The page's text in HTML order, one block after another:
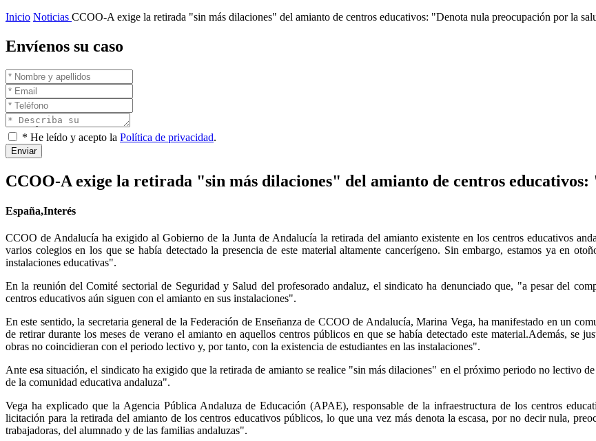
Inicio Noticias CCOO-A exige la retirada "sin más dilaciones" del amianto de centros educativos: "Denota nula preocupación por la
Envíenos su caso
* He leído y acepto la Política de privacidad.
Enviar
CCOO-A exige la retirada "sin más dilaciones" del amianto de centros
España,Interés
CCOO de Andalucía ha exigido al Gobierno de la Junta de Andalucía la retirada del amianto existente en los centros educativos
varios colegios en los que se había detectado la presencia de este material altamente cancerígeno. Sin embargo, estamos ya en
instalaciones educativas".
En la reunión del Comité sectorial de Seguridad y Salud del profesorado andaluz, el sindicato ha denunciado que, "a pesar del
centros educativos aún siguen con el amianto en sus instalaciones".
En este sentido, la secretaria general de la Federación de Enseñanza de CCOO de Andalucía, Marina Vega, ha manifestado en un
de retirar durante los meses de verano el amianto en aquellos centros públicos en que se había detectado este material.Además, se
obras no coincidieran con el periodo lectivo y, por tanto, con la existencia de estudiantes en las instalaciones".
Ante esa situación, el sindicato ha exigido que la retirada de amianto se realice "sin más dilaciones" en el próximo periodo no lectivo
de la comunidad educativa andaluza".
Vega ha explicado que la Agencia Pública Andaluza de Educación (APAE), responsable de la infraestructura de los centros
licitación para la retirada del amianto de los centros educativos públicos, lo que una vez más denota la escasa, por no decir nula,
trabajadoras, del alumnado y de las familias andaluzas".